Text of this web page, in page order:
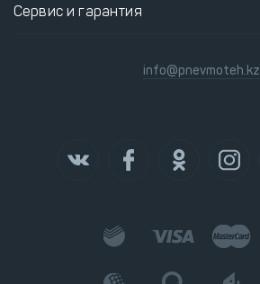
Сервис и гарантия
info@pnevmoteh.kz